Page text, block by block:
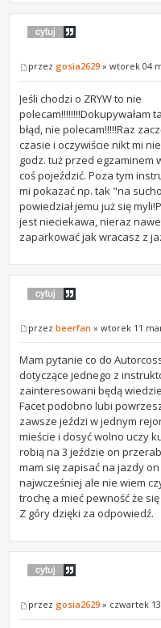
przezgosia2629 » wtorek 04
Jeśli chodzi o ZRYW to nie
polecam!!!!!!!!Dokupywałam
błąd, nie polecam!!!!!Raz
czasie i oczywiście nikt mi nie
godz. tuż przed egzaminem
coś pojeździć. Poza tym
mi pokazać np. tak "na
powiedział jemu już się
jest nieciekawa, nieraz
zaparkować jak wracasz z
przezbeerfan » wtorek 11
Mam pytanie co do
dotyczące jednego z
zainteresowani będą
Facet podobno lubi
zawsze jeździ w jednym
mieście i dosyć wolno uczy
robią na 3 jeździe on
mam się zapisać na jazdy
najwcześniej ale nie wiem
trochę a mieć pewność że
Z góry dzięki za odpowiedź.
przezgosia2629 » czwartek